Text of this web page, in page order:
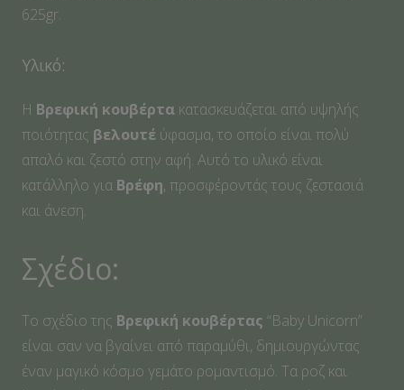
625gr.
Υλικό:
Η Βρεφική κουβέρτα κατασκευάζεται από υψηλής
ποιότητας βελουτέ ύφασμα, το οποίο είναι πολύ
απαλό και ζεστό στην αφή. Αυτό το υλικό είναι
κατάλληλο για Βρέφη, προσφέροντάς τους ζεστασιά
και άνεση.
Σχέδιο:
Το σχέδιο της Βρεφική κουβέρτας “Baby Unicorn”
είναι σαν να βγαίνει από παραμύθι, δημιουργώντας
έναν μαγικό κόσμο γεμάτο ρομαντισμό. Τα ροζ και